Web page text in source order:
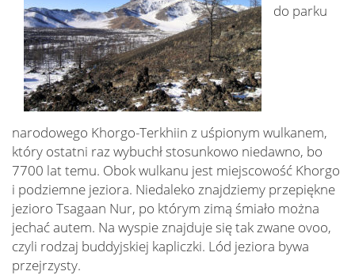
do parku
narodowego Khorgo-Terkhiin z uśpionym wulkanem,
który ostatni raz wybuchł stosunkowo niedawno, bo
7700 lat temu. Obok wulkanu jest miejscowość Khorgo
i podziemne jeziora. Niedaleko znajdziemy przepiękne
jezioro Tsagaan Nur, po którym zimą śmiało można
jechać autem. Na wyspie znajduje się tak zwane ovoo,
czyli rodzaj buddyjskiej kapliczki. Lód jeziora bywa
przejrzysty.